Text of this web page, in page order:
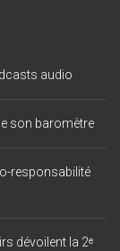
audio
son baromètre
responsabilité
dévoilent la 2ᵉ